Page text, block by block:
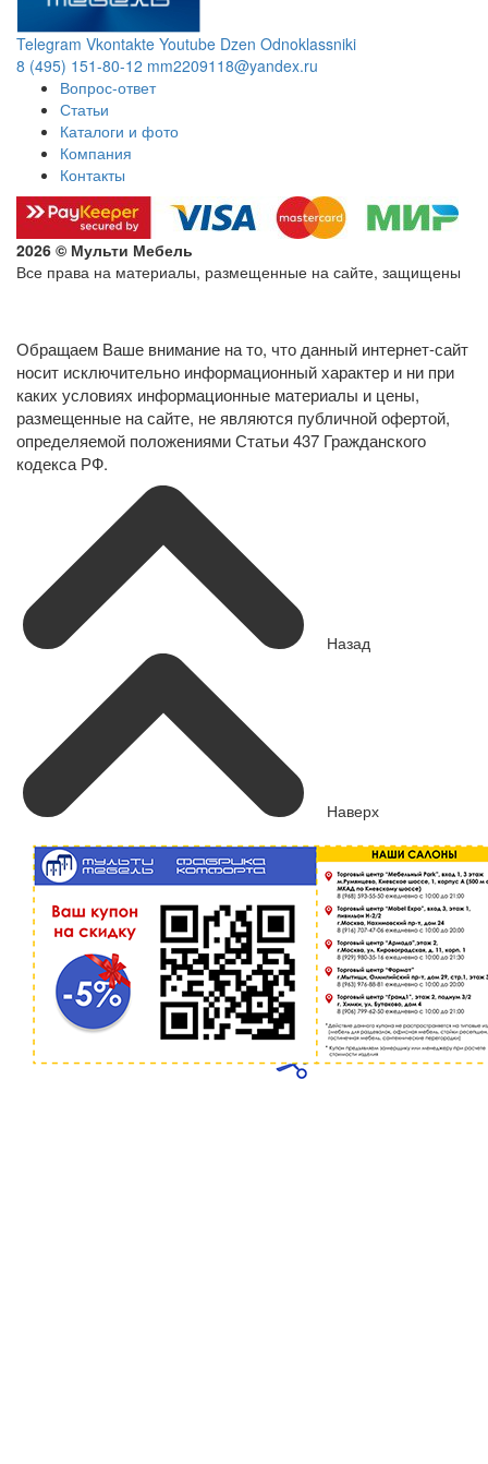
Telegram Vkontakte Youtube Dzen Odnoklassniki
8 (495) 151-80-12 mm2209118@yandex.ru
Вопрос-ответ
Статьи
Каталоги и фото
Компания
Контакты
2026 © Мульти Мебель
Все права на материалы, размещенные на сайте, защищены
Обращаем Ваше внимание на то, что данный интернет-сайт
носит исключительно информационный характер и ни при
каких условиях информационные материалы и цены,
размещенные на сайте, не являются публичной офертой,
определяемой положениями Статьи 437 Гражданского
кодекса РФ.
Назад
Наверх